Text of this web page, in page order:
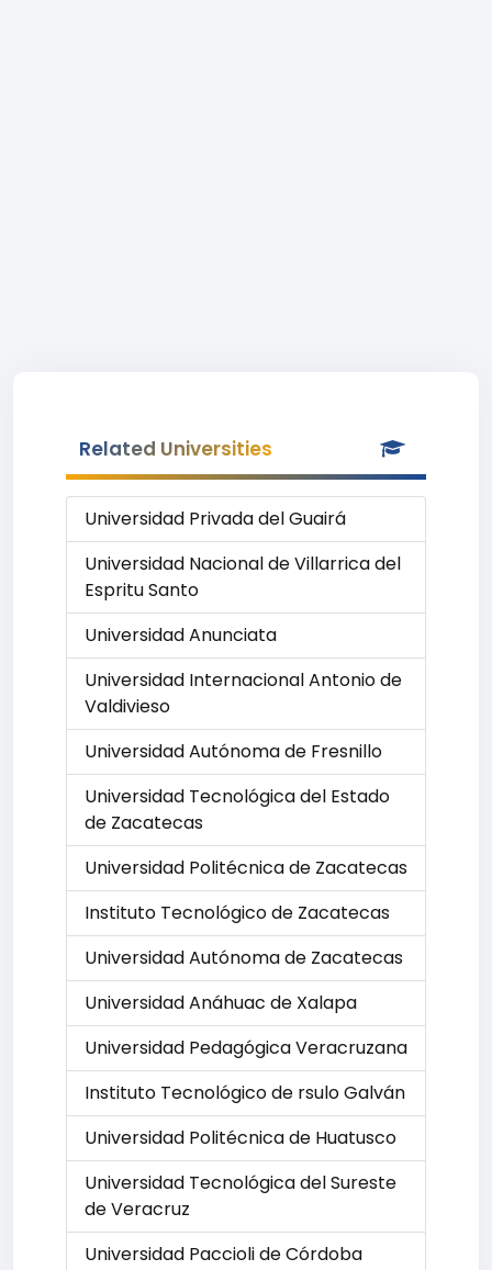
Related Universities
Universidad Privada del Guairá
Universidad Nacional de Villarrica del
Espritu Santo
Universidad Anunciata
Universidad Internacional Antonio de
Valdivieso
Universidad Autónoma de Fresnillo
Universidad Tecnológica del Estado
de Zacatecas
Universidad Politécnica de Zacatecas
Instituto Tecnológico de Zacatecas
Universidad Autónoma de Zacatecas
Universidad Anáhuac de Xalapa
Universidad Pedagógica Veracruzana
Instituto Tecnológico de rsulo Galván
Universidad Politécnica de Huatusco
Universidad Tecnológica del Sureste
de Veracruz
Universidad Paccioli de Córdoba